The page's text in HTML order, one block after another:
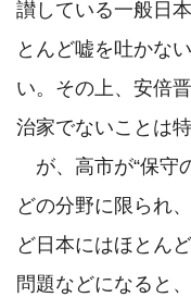
讃している一般日
とんど嘘を吐かな
い。その上、安倍
治家でないことは
が、高市が“保守
どの分野に限られ
ど日本にはほとん
問題などになると